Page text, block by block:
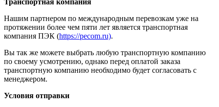
Нашим партнером по международным перевозкам уже на
протяжении более чем пяти лет является транспортная
компания ПЭК (https://pecom.ru).
Вы так же можете выбрать любую транспортную компанию
по своему усмотрению, однако перед оплатой заказа
транспортную компанию необходимо будет согласовать с
менеджером.
Условия отправки